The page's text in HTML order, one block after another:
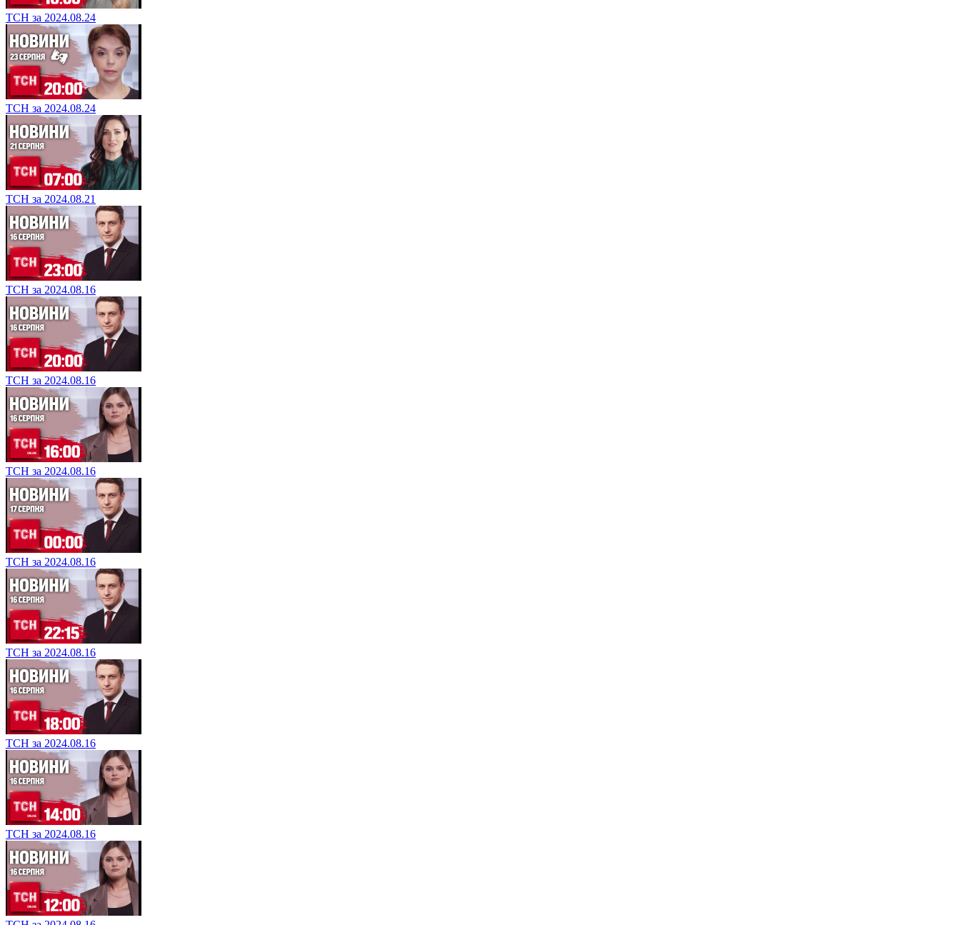
ТСН за 2024.08.24
ТСН за 2024.08.24
ТСН за 2024.08.21
ТСН за 2024.08.16
ТСН за 2024.08.16
ТСН за 2024.08.16
ТСН за 2024.08.16
ТСН за 2024.08.16
ТСН за 2024.08.16
ТСН за 2024.08.16